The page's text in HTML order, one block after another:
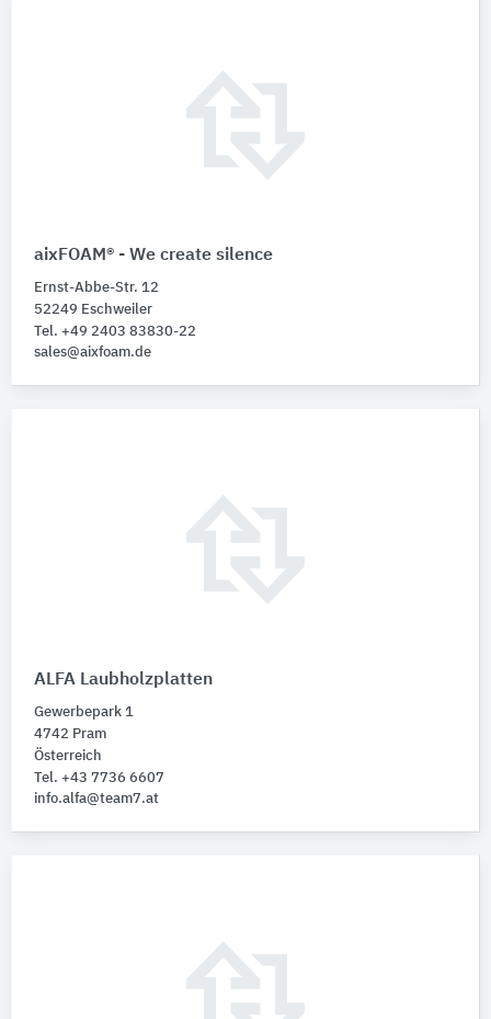
aixFOAM® - We create silence
Ernst-Abbe-Str. 12
52249 Eschweiler
Tel. +49 2403 83830-22
sales@aixfoam.de
ALFA Laubholzplatten
Gewerbepark 1
4742 Pram
Österreich
Tel. +43 7736 6607
info.alfa@team7.at